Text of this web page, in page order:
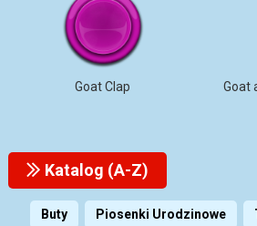
Goat Clap Goat
Katalog (A-Z)
Buty Piosenki Urodzinowe